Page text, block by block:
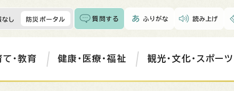
し 防災ポータル 質問する ふりがな 読み上げ
・教育 健康・医療・福祉 観光・文化・スポーツ